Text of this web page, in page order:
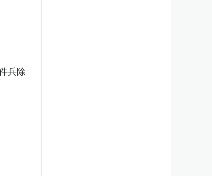
兵除